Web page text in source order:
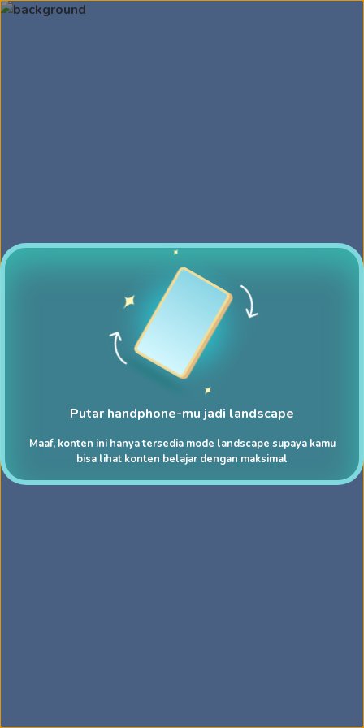
Putar handphone-mu jadi landscape
Maaf, konten ini hanya tersedia mode landscape supaya kamu
bisa lihat konten belajar dengan maksimal